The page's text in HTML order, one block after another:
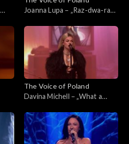
Joanna Lupa – „Raz-dwa-raz-
Live 1, 8 listopada 2025
The Voice of Poland
Davina Michell – „What a
Poland”, Live 1, 8 listopada
2025